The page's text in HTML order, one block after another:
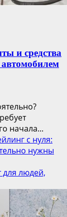
и средства
начала...
с нуля:
нужны
для людей,